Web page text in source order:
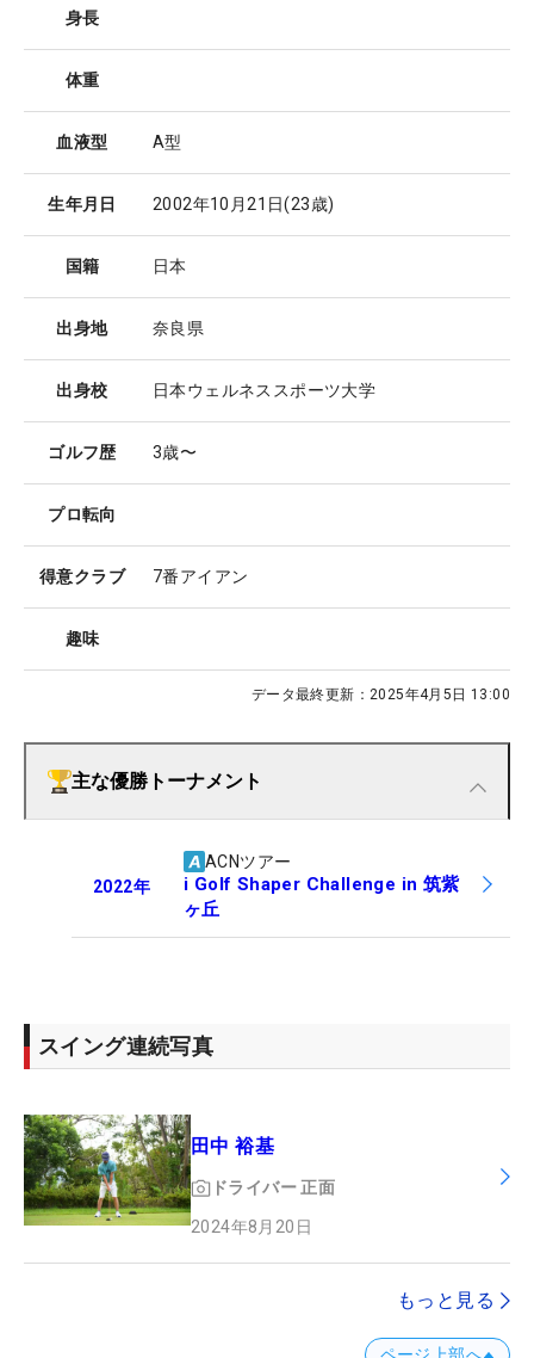
身長
体重
血液型 A型
生年月日 2002年10月21日(23歳)
国籍 日本
出身地 奈良県
出身校 日本ウェルネススポーツ大学
ゴルフ歴 3歳〜
プロ転向
得意クラブ 7番アイアン
趣味
データ最終更新： 2025年4月5日 13:00
主な優勝トーナメント
2022年
ACNツアー
i Golf Shaper Challenge in 筑紫
ヶ丘
スイング連続写真
田中 裕基
ドライバー 正面
2024年8月20日
もっと見る